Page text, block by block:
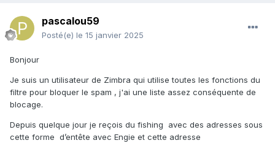
pascalou59
Posté(e) le 15 janvier 2025
Bonjour
Je suis un utilisateur de Zimbra qui utilise toutes les fonctions du
filtre pour bloquer le spam , j'ai une liste assez conséquente de
blocage.
Depuis quelque jour je reçois du fishing avec des adresses sous
cette forme d’entête avec Engie et cette adresse